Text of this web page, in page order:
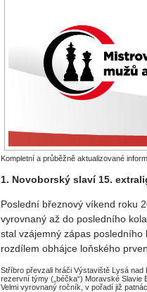
Kompletní a průběžně aktualizované
1. Novoborský slaví 15.
Poslední březnový víkend roku
vyrovnaný až do posledního
stal vzájemný zápas
rozdílem obhájce loňského
Stříbro převzali hráči Výstaviště Lysá nad
rezervní týmy („béčka“) Moravské Slavie
Velmi vyrovnaný ročník, v pořadí již